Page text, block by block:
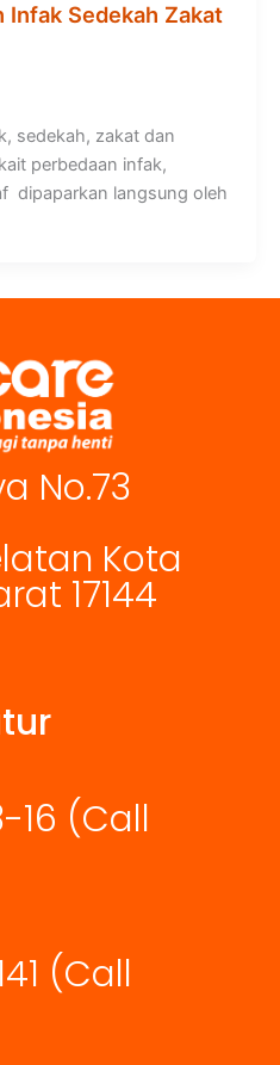
Infak Sedekah Zakat
sedekah, zakat dan
perbedaan infak,
dipaparkan langsung oleh
No.73
Kota
17144
16 (Call
(Call